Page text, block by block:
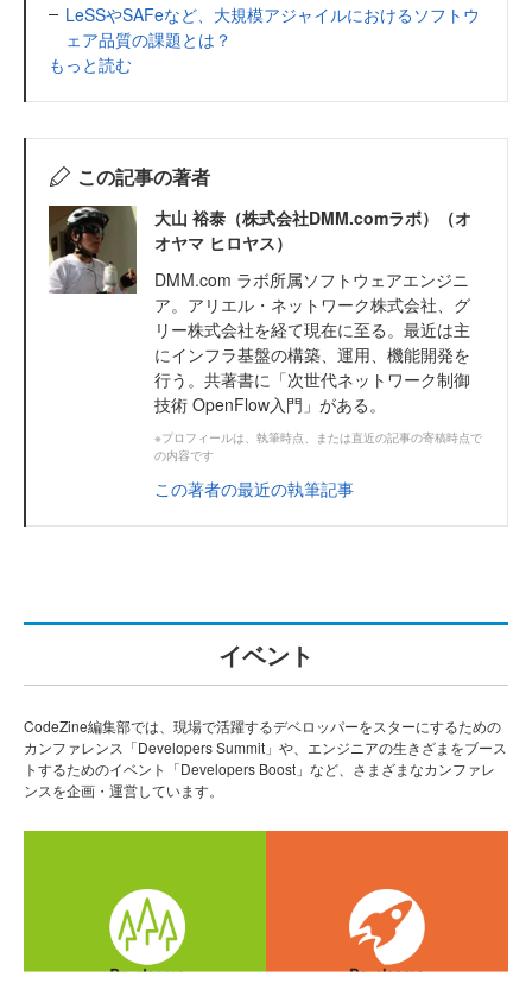
LeSSやSAFeなど、大規模アジャイルにおけるソフトウ
ェア品質の課題とは？
もっと読む
この記事の著者
大山 裕泰（株式会社DMM.comラボ）（オ
オヤマ ヒロヤス）
DMM.com ラボ所属ソフトウェアエンジニ
ア。アリエル・ネットワーク株式会社、グ
リー株式会社を経て現在に至る。最近は主
にインフラ基盤の構築、運用、機能開発を
行う。共著書に「次世代ネットワーク制御
技術 OpenFlow入門」がある。
※プロフィールは、執筆時点、または直近の記事の寄稿時点で
の内容です
この著者の最近の執筆記事
イベント
CodeZine編集部では、現場で活躍するデベロッパーをスターにするための
カンファレンス「Developers Summit」や、エンジニアの生きざまをブース
トするためのイベント「Developers Boost」など、さまざまなカンファレ
ンスを企画・運営しています。